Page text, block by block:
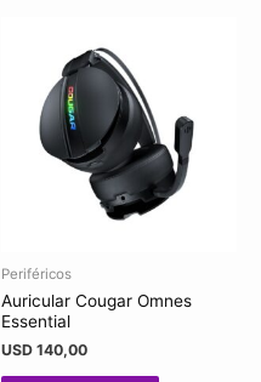
Periféricos
Auricular Cougar Omnes
Essential
USD 140,00